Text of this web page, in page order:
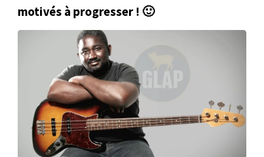
motivés à progresser ! 🙂